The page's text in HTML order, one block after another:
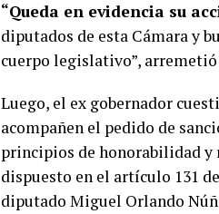
“Queda en evidencia su
diputados de esta Cámara y
cuerpo legislativo”,
Luego, el ex gobernador
acompañen el pedido de
principios de honorabilidad y
dispuesto en el artículo 131
diputado Miguel Orlando